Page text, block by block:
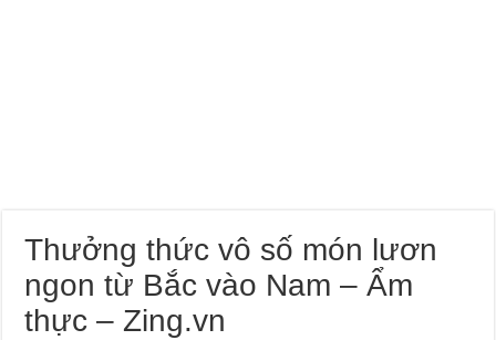
Thưởng thức vô số món lươn
ngon từ Bắc vào Nam – Ẩm
thực – Zing.vn